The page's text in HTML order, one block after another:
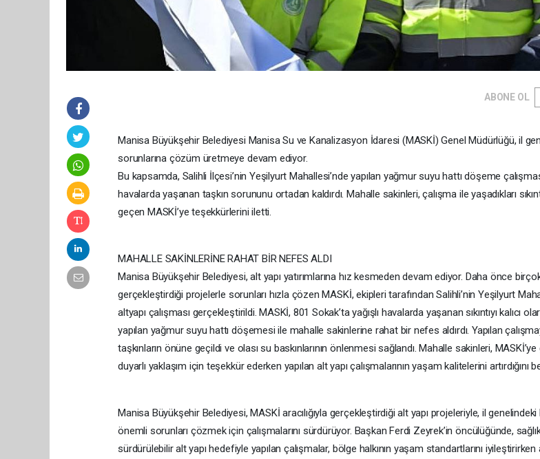
ABONE OL
Manisa Büyükşehir Belediyesi Manisa Su ve Kanalizasyon İdaresi (MASKİ) Genel Müdürlüğü, il
sorunlarına çözüm üretmeye devam ediyor.
Bu kapsamda, Salihli İlçesi’nin Yeşilyurt Mahallesi’nde yapılan yağmur suyu hattı döşeme
havalarda yaşanan taşkın sorununu ortadan kaldırdı. Mahalle sakinleri, çalışma ile yaşadıkları
geçen MASKİ’ye teşekkürlerini iletti.
MAHALLE SAKİNLERİNE RAHAT BİR NEFES ALDI
Manisa Büyükşehir Belediyesi, alt yapı yatırımlarına hız kesmeden devam ediyor. Daha önce
gerçekleştirdiği projelerle sorunları hızla çözen MASKİ, ekipleri tarafından Salihli’nin Yeşilyurt
altyapı çalışması gerçekleştirildi. MASKİ, 801 Sokak’ta yağışlı havalarda yaşanan sıkıntıyı kalıcı
yapılan yağmur suyu hattı döşemesi ile mahalle sakinlerine rahat bir nefes aldırdı. Yapılan
taşkınların önüne geçildi ve olası su baskınlarının önlenmesi sağlandı. Mahalle sakinleri,
duyarlı yaklaşım için teşekkür ederken yapılan alt yapı çalışmalarının yaşam kalitelerini artırdığını
Manisa Büyükşehir Belediyesi, MASKİ aracılığıyla gerçekleştirdiği alt yapı projeleriyle, il
önemli sorunları çözmek için çalışmalarını sürdürüyor. Başkan Ferdi Zeyrek’in öncülüğünde,
sürdürülebilir alt yapı hedefiyle yapılan çalışmalar, bölge halkının yaşam standartlarını iyileştirirken